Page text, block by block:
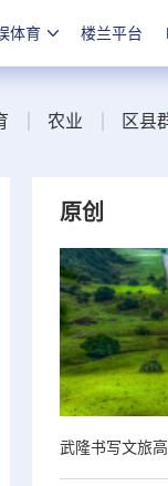
体育 楼兰平台
农业 区县
原创
武隆书写文旅